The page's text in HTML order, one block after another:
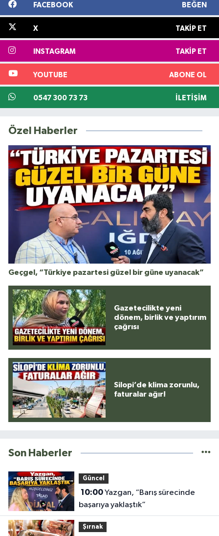
FACEBOOK BEĞEN
X TAKIP ET
INSTAGRAM TAKIP ET
YOUTUBE ABONE OL
0547 300 73 73 İLETIŞIM
Özel Haberler
Geçgel, “Türkiye pazartesi güzel bir güne uyanacak”
Gazetecilikte yeni
dönem, birlik ve yaptırım
çağrısı
Silopi’de klima zorunlu,
faturalar ağır!
Son Haberler
Güncel
10:00Yazgan, “Barış sürecinde
başarıya yaklaştık”
Şırnak